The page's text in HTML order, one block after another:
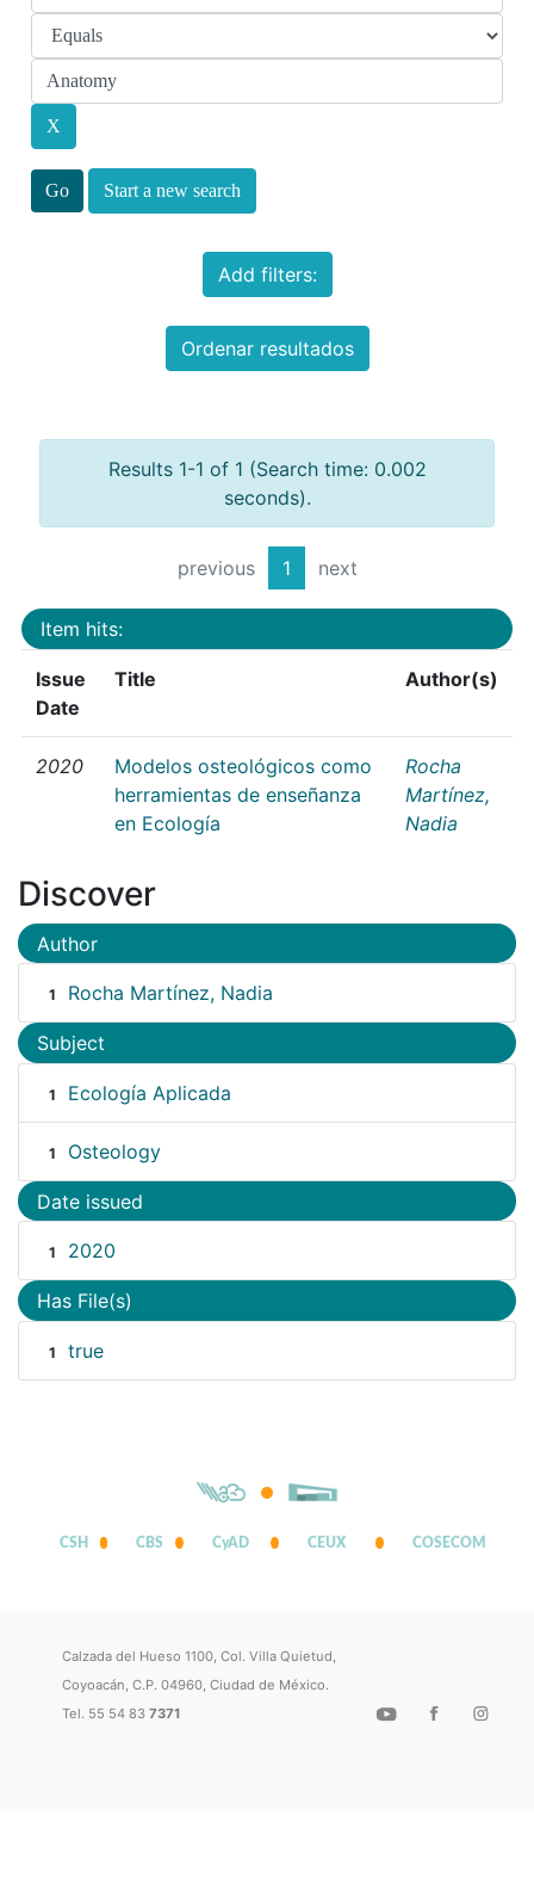
Start a new search
Add filters:
Ordenar resultados
Results 1-1 of 1 (Search time: 0.002
seconds).
previous 1 next
Item hits:
Issue
Date
Title Author(s)
2020
Modelos osteológicos como
herramientas de enseñanza
en Ecología
Rocha
Martínez,
Nadia
Discover
Author
1 Rocha Martínez, Nadia
Subject
1 Ecología Aplicada
1 Osteology
Date issued
1 2020
Has File(s)
1 true
CSH CBS CyAD CEUX COSECOM
Calzada del Hueso 1100, Col. Villa Quietud,
Coyoacán, C.P. 04960, Ciudad de México.
Tel. 55 54 837371